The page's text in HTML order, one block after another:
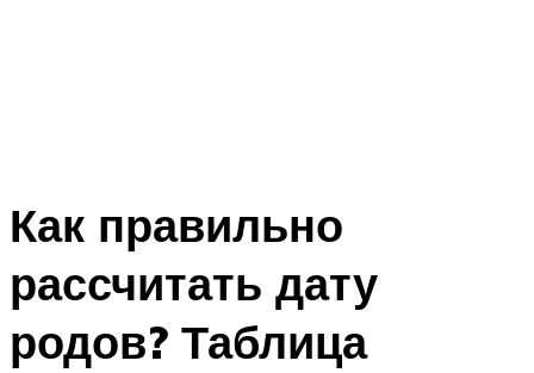
Как правильно
рассчитать дату
родов? Таблица